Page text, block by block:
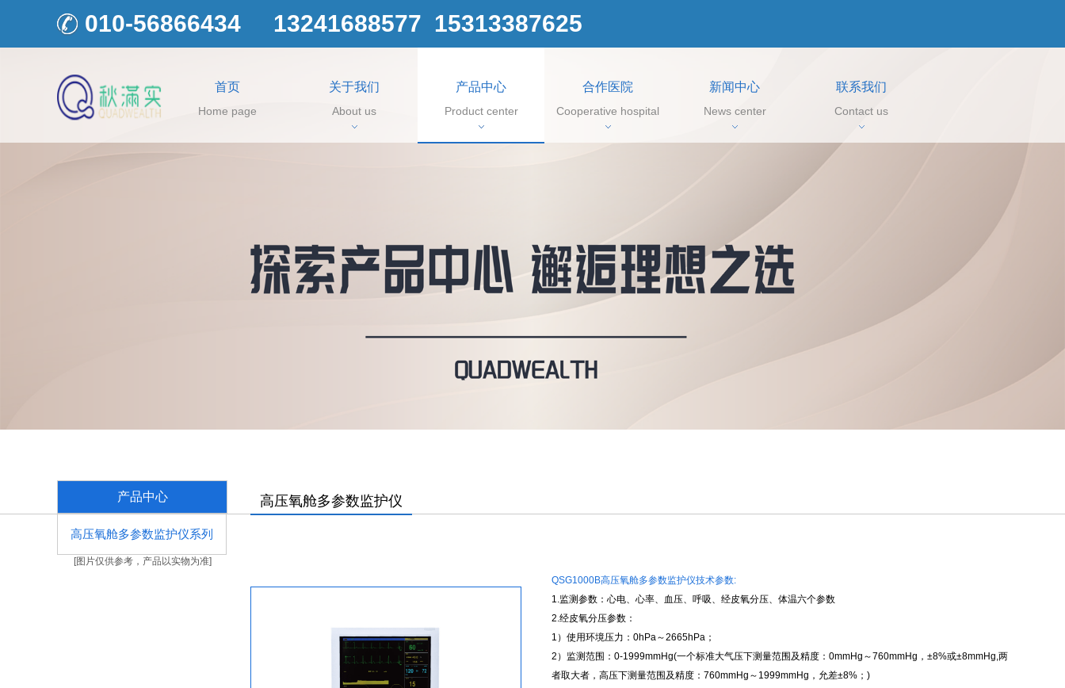
010-56866434 13241688577 15313387625
首页
Home page
关于我们
About us
产品中心
Product center
合作医院
Cooperative hospital
新闻中心
News center
联系我们
Contact us
产品中心
高压氧舱多参数监护仪系列
[图片仅供参考，产品以实物为准]
高压氧舱多参数监护仪
QSG1000B高压氧舱多参数监护仪技术参数:
1.监测参数：心电、心率、血压、呼吸、经皮氧分压、体温六个参数
2.经皮氧分压参数：
1）使用环境压力：0hPa～2665hPa；
2）监测范围：0-1999mmHg(一个标准大气压下测量范围及精度：0mmHg～760mmHg，±8%或±8mmHg,两
者取大者，高压下测量范围及精度：760mmHg～1999mmHg，允差±8%；)